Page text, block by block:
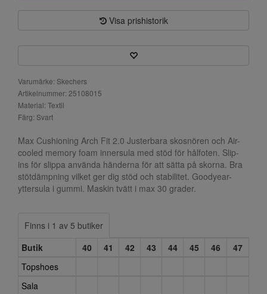
Visa prishistorik
Varumärke: Skechers
Artikelnummer: 25108015
Material: Textil
Färg: Svart
Max Cushioning Arch Fit 2.0 Justerbara skosnören och Air-
cooled memory foam innersula med stöd för hålfoten. Slip-
ins för slippa använda händerna för att sätta på skorna. Bra
stötdämpning vilket ger dig stöd och stabilitet. Goodyear-
yttersula i gummi. Maskin tvätt i max 30 grader.
Finns i 1 av 5 butiker
Butik
40 41 42 43 44 45 46
47
Topshoes
Sala